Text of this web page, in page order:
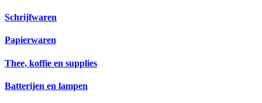
Schrijfwaren
Papierwaren
Thee, koffie en supplies
Batterijen en lampen